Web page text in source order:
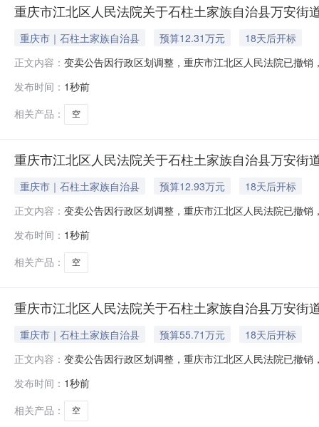
重庆市江北区人民法院关于石柱土家族自治县万安
重庆市｜石柱土家族自治县 预算12.31万元
18天后开标
正文内容： 变卖公告因行政区划调整，重庆市江北区人民法院已撤
族自治县万安街道都督大道66号（财信城）第13幢（商
发布时间： 1秒前
相关产品：
空
重庆市江北区人民法院关于石柱土家族自治县万安
重庆市｜石柱土家族自治县 预算12.93万元
18天后开标
正文内容： 变卖公告因行政区划调整，重庆市江北区人民法院已撤
族自治县万安街道都督大道66号（财信城）第13幢（商
发布时间： 1秒前
相关产品：
空
重庆市江北区人民法院关于石柱土家族自治县万安
重庆市｜石柱土家族自治县 预算55.71万元
18天后开标
正文内容： 变卖公告因行政区划调整，重庆市江北区人民法院已撤
族自治县万安街道都督大道66号（财信城）第13幢（商
发布时间： 1秒前
相关产品：
空